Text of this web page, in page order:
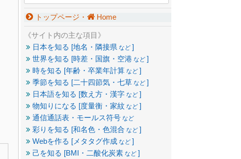
トップページ・ Home
《サイト内の主な項目》
日本を知る [地名・隣接県 など ]
世界を知る [時差・国旗・空港 など ]
時を知る [年齢・卒業年計算 など ]
季節を知る [二十四節気・七草 など ]
日本語を知る [数え方・漢字 など ]
物知りになる [度量衡・家紋 など ]
通信通話表・モールス符号 など
彩りを知る [和名色・色混合 など ]
Webを作る [メタタグ作成 など ]
己を知る [BMI・二酸化炭素 など ]